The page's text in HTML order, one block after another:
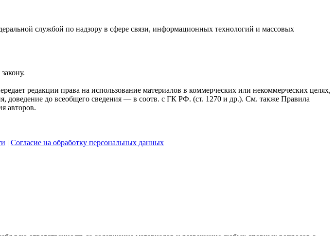
службой по надзору в сфере связи, информационных технологий и массовых
редакции права на использование материалов в коммерческих или некоммерческих целях,
доведение до всеобщего сведения — в соотв. с ГК РФ. (ст. 1270 и др.). См. также Правила
авторов.
| Согласие на обработку персональных данных